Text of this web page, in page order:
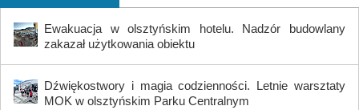
Ewakuacja w olsztyńskim hotelu. Nadzór budowlany
zakazał użytkowania obiektu
Dźwiękostwory i magia codzienności. Letnie warsztaty
MOK w olsztyńskim Parku Centralnym